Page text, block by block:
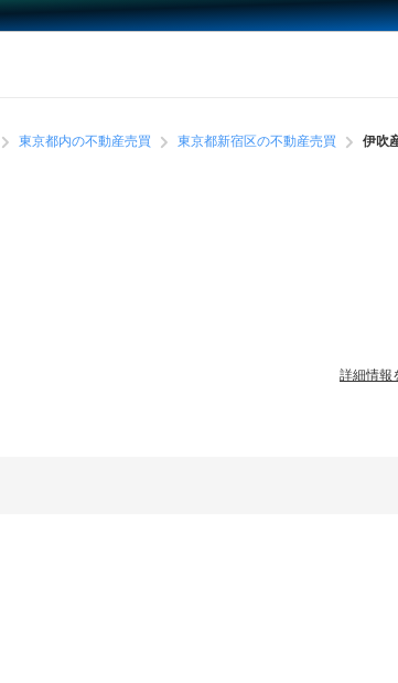
東京都内の不動産売買 東京都新宿区の不動産売買 伊吹
詳細情報